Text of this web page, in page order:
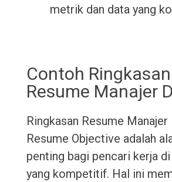
metrik dan data yang
Contoh Ringkasan
Resume Manajer
Ringkasan Resume
Resume Objective adalah
penting bagi pencari kerja
yang kompetitif. Hal ini